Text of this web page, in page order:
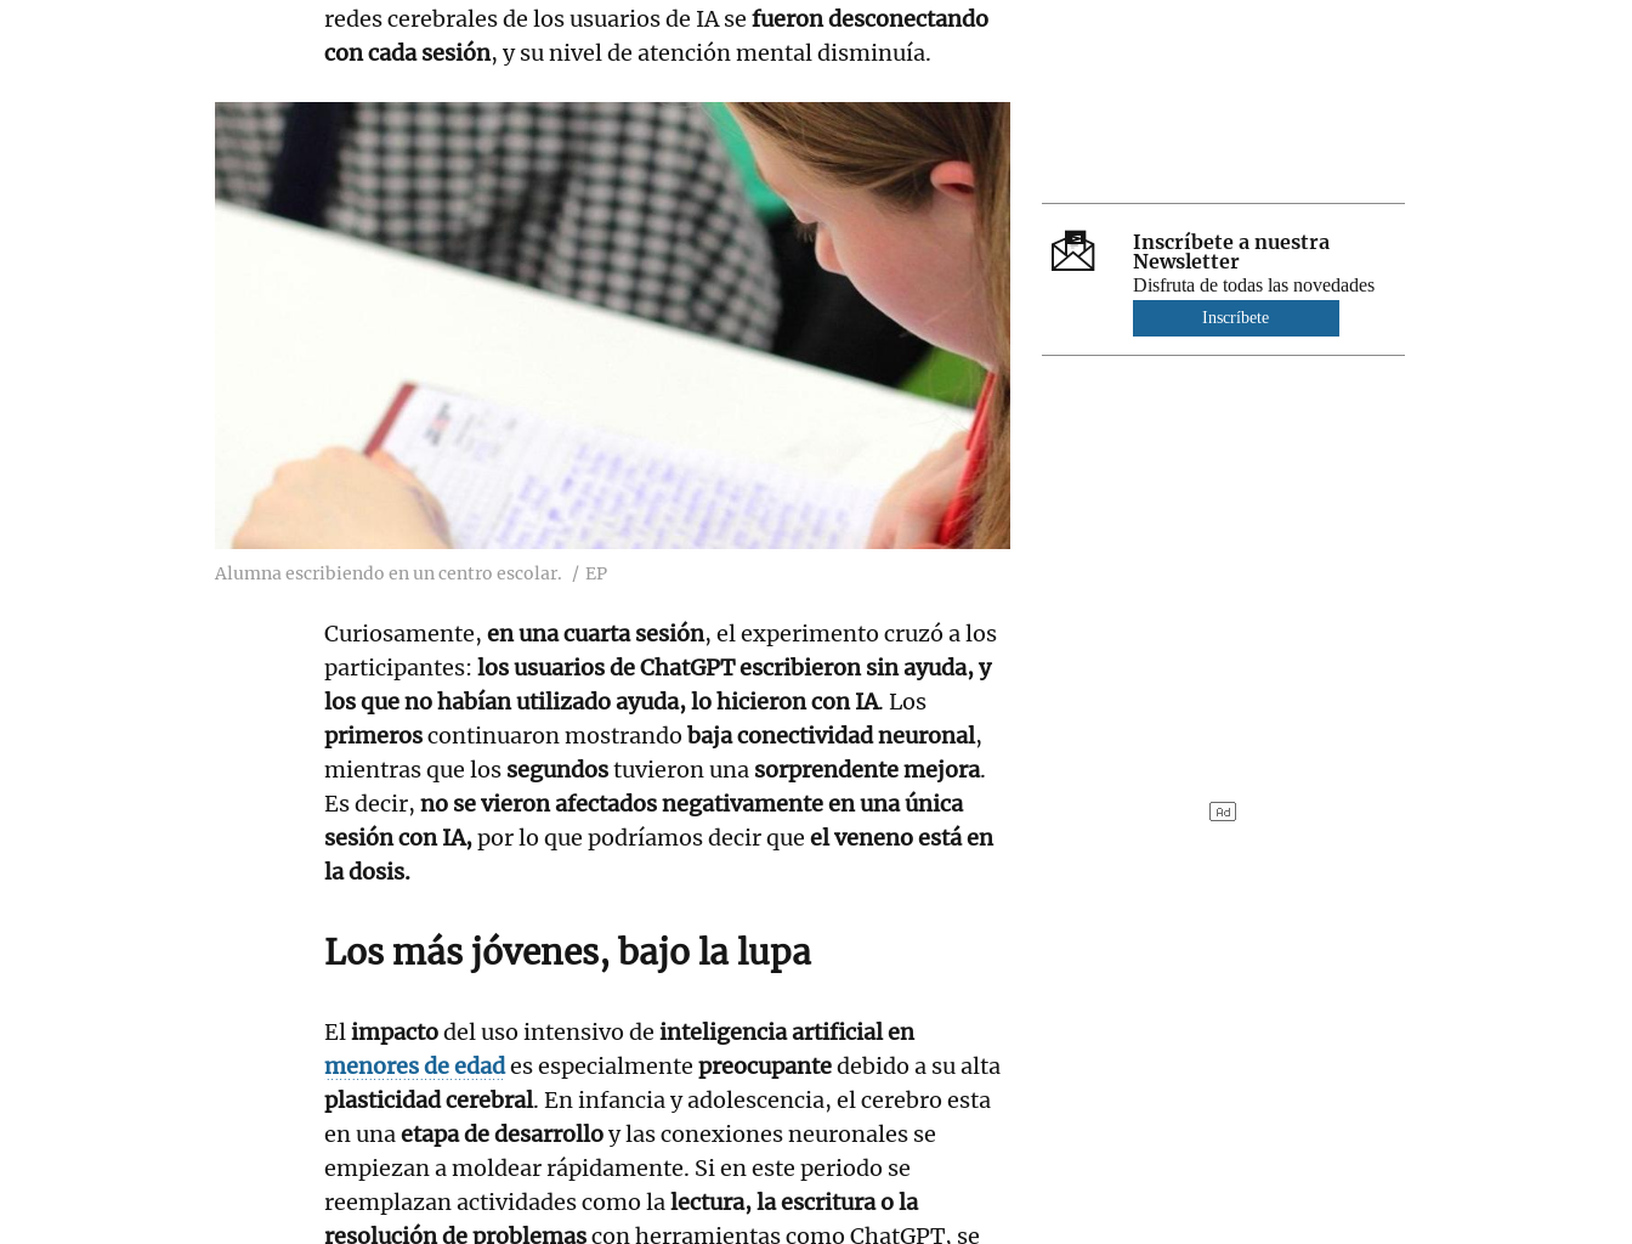
redes cerebrales de los usuarios de IA se fueron desconectando
con cada sesión, y su nivel de atención mental disminuía.
Alumna escribiendo en un centro escolar. EP
Curiosamente, en una cuarta sesión, el experimento cruzó a los
participantes: los usuarios de ChatGPT escribieron sin ayuda, y
los que no habían utilizado ayuda, lo hicieron con IA. Los
primeroscontinuaron mostrando baja conectividad neuronal,
mientras que los segundostuvieron una sorprendente mejora.
Es decir, no se vieron afectados negativamente en una única
sesión con IA,por lo que podríamos decir que el veneno está en
la dosis.
Los más jóvenes, bajo la lupa
Elimpactodel uso intensivo de inteligencia artificial en
menores de edades especialmente preocupantedebido a su alta
plasticidad cerebral. En infancia y adolescencia, el cerebro esta
en unaetapa de desarrolloy las conexiones neuronales se
empiezan a moldear rápidamente. Si en este periodo se
reemplazan actividades como lalectura, la escritura o la
resolución de problemascon herramientas como ChatGPT, se
Inscríbete a nuestra
Newsletter
Disfruta de todas las novedades
Inscríbete